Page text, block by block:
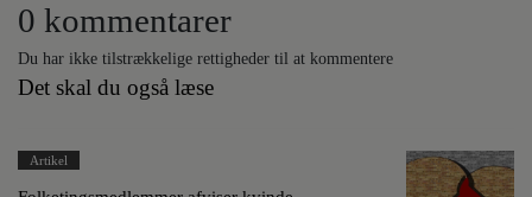
0 kommentarer
Du har ikke tilstrækkelige rettigheder til at kommentere
Det skal du også læse
Artikel